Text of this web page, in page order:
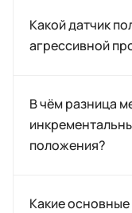
Какой датчик
агрессивной
В чём разница
положения?
Какие